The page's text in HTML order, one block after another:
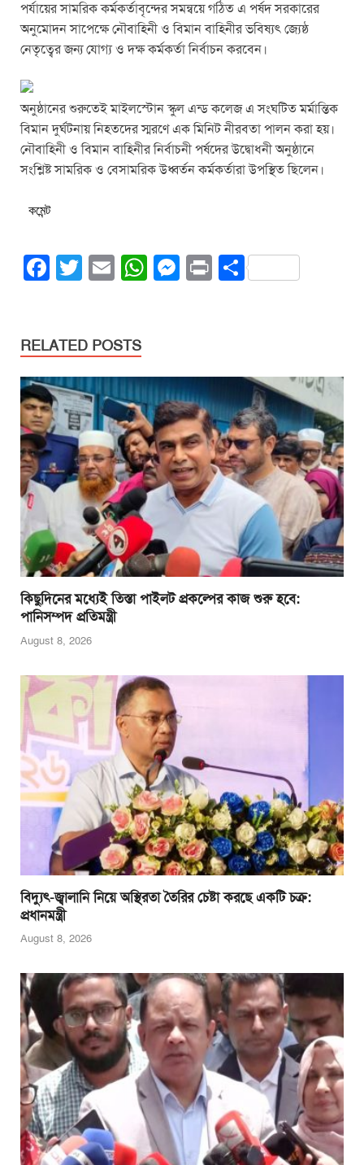
পর্যায়ের সামরিক কর্মকর্তাবৃন্দের সমন্বয়ে গঠিত এ পর্ষদ সরকারের
অনুমোদন সাপেক্ষে নৌবাহিনী ও বিমান বাহিনীর ভবিষ্যৎ জ্যেষ্ঠ
নেতৃত্বের জন্য যোগ্য ও দক্ষ কর্মকর্তা নির্বাচন করবেন।
অনুষ্ঠানের শুরুতেই মাইলস্টোন স্কুল এন্ড কলেজ এ সংঘটিত মর্মান্তিক
বিমান দুর্ঘটনায় নিহতদের স্মরণে এক মিনিট নীরবতা পালন করা হয়।
নৌবাহিনী ও বিমান বাহিনীর নির্বাচনী পর্ষদের উদ্বোধনী অনুষ্ঠানে
সংশ্লিষ্ট সামরিক ও বেসামরিক উধ্বর্তন কর্মকর্তারা উপস্থিত ছিলেন।
কমেন্ট
F
e
b
o
o
k
T
er
E
W
A
p
p
M
n
g
er
Pr S
RELATED POSTS
কিছুদিনের মধ্যেই তিস্তা পাইলট প্রকল্পের কাজ শুরু হবে:
পানিসম্পদ প্রতিমন্ত্রী
August 8, 2026
বিদ্যুৎ-জ্বালানি নিয়ে অস্থিরতা তৈরির চেষ্টা করছে একটি চক্র:
প্রধানমন্ত্রী
August 8, 2026